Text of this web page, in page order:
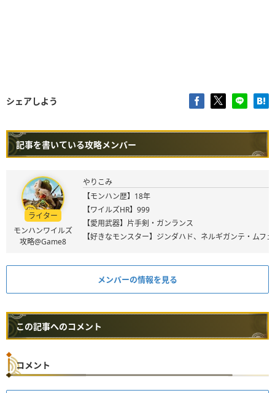
シェアしよう
記事を書いている攻略メンバー
ライター
モンハンワイルズ
攻略@Game8
やりこみ
【モンハン歴】18年
【ワイルズHR】999
【愛用武器】片手剣・ガンランス
【好きなモンスター】ジンダハド、ネルギガンテ・ムフ
メンバーの情報を見る
この記事へのコメント
コメント